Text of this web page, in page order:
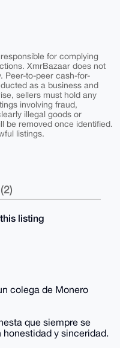
for complying
XmrBazaar does not
Peer-to-peer cash-for-
as a business and
sellers must hold any
involving fraud,
illegal goods or
be removed once identified.
listings.
listing
colega de Monero
que siempre se
y sinceridad.